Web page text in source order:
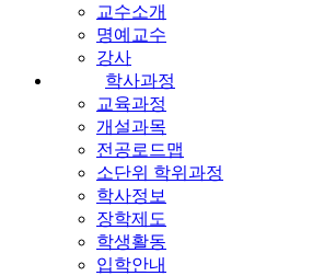
교수소개
명예교수
강사
학사과정
교육과정
개설과목
전공로드맵
소단위 학위과정
학사정보
장학제도
학생활동
입학안내